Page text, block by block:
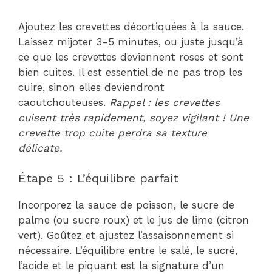
Ajoutez les crevettes décortiquées à la sauce.
Laissez mijoter 3-5 minutes, ou juste jusqu’à
ce que les crevettes deviennent roses et sont
bien cuites. Il est essentiel de ne pas trop les
cuire, sinon elles deviendront
caoutchouteuses. Rappel : les crevettes
cuisent très rapidement, soyez vigilant ! Une
crevette trop cuite perdra sa texture
délicate.
Étape 5 : L’équilibre parfait
Incorporez la sauce de poisson, le sucre de
palme (ou sucre roux) et le jus de lime (citron
vert). Goûtez et ajustez l’assaisonnement si
nécessaire. L’équilibre entre le salé, le sucré,
l’acide et le piquant est la signature d’un